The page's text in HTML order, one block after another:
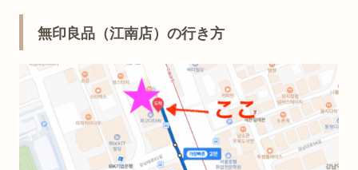
無印良品（江南店）の行き方